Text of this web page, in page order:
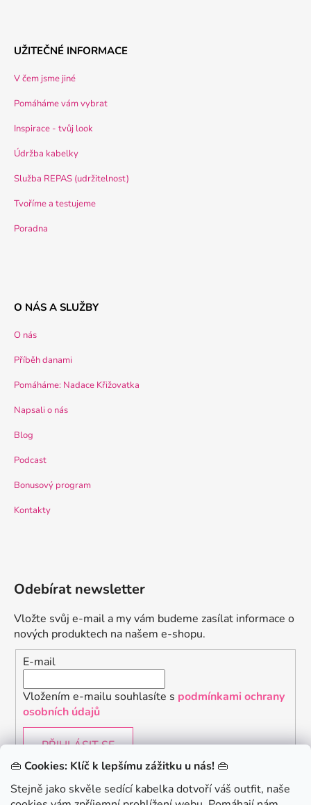
👜 Cookies: Klíč k lepšímu zážitku u nás! 👜
Stejně jako skvěle sedící kabelka dotvoří váš outfit, naše
UŽITEČNÉ INFORMACE
V čem jsme jiné
Pomáháme vám vybrat
Inspirace - tvůj look
Údržba kabelky
Služba REPAS (udržitelnost)
Tvoříme a testujeme
Poradna
O NÁS A SLUŽBY
O nás
Příběh danami
Pomáháme: Nadace Křižovatka
Napsali o nás
Blog
Podcast
Bonusový program
Kontakty
Odebírat newsletter
Vložte svůj e-mail a my vám budeme zasílat informace o
nových produktech na našem e-shopu.
E-mail
Vložením e-mailu souhlasíte s podmínkami ochrany
osobních údajů
PŘIHLÁSIT SE